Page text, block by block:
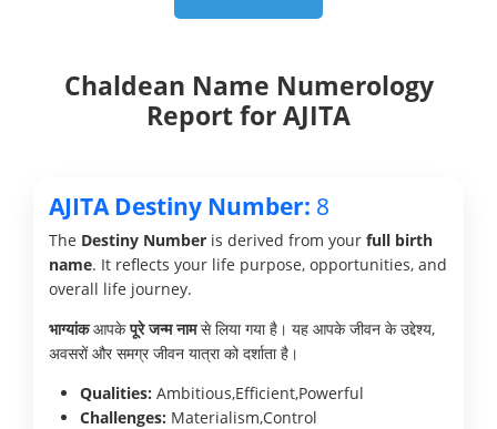
Chaldean Name Numerology
Report for AJITA
AJITA Destiny Number: 8
The Destiny Number is derived from your full birth
name. It reflects your life purpose, opportunities, and
overall life journey.
भाग्यांकआपकेपूरे जन्म नामसे लिया गया है। यह आपके जीवन के उद्देश्य,
अवसरों और समग्र जीवन यात्रा को दर्शाता है।
Qualities: Ambitious,Efficient,Powerful
Challenges: Materialism,Control